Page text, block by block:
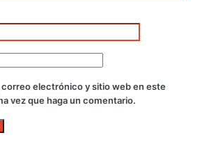
electrónico y sitio web en este
vez que haga un comentario.